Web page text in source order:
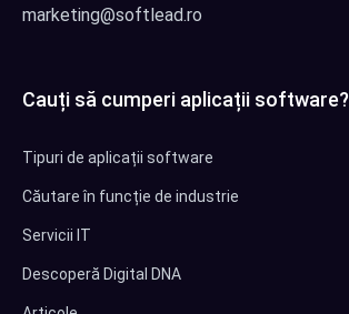
marketing@softlead.ro
Cauți să cumperi aplicații software?
Tipuri de aplicații software
Căutare în funcție de industrie
Servicii IT
Descoperă Digital DNA